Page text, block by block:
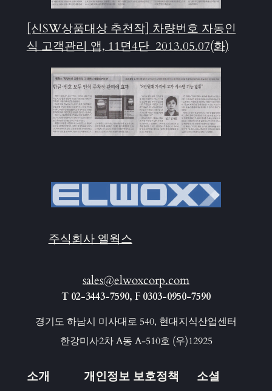
[신SW상품대상 추천작] 차량번호 자동인
식 고객관리 앱, 11면4단 2013.05.07(화)
주식회사 엘웍스
sales@elwoxcorp.com
T 02-3443-7590, F 0303-0950-7590
경기도 하남시 미사대로 540, 현대지식산업센터
한강미사2차 A동 A-510호 (우)12925
소개 개인정보 보호정책 소셜